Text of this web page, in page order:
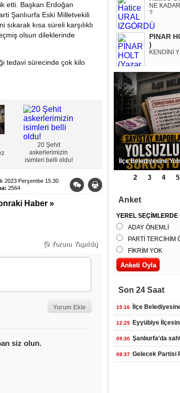
etti. Başkan Erdoğan
Şanlıurfa Eski Milletvekili
sıkarak kısa süreli karşılıklı
olsun dileklerinde
tedavi sürecinde çok kilo
20 Şehit
askerlerimizin
isimleri belli oldu!
Şanlıurfa Adli Tıp
Kurumu Önünde
Gölgelik Talebi:
“Bir Gölgelik
Değil, Bir Vicdan
2023 Perşembe 15:30
2564
Haber »
(0 Yorum Yapıldı)
NE
?
PINAR
)
KENDİNİ
MURAT
SMA
ŞART
Eyyübiye İlçesinde
Bulundu
2 3 4 5
Anket
YEREL SEÇİMLERDE
ADAY ÖNEMLİ
PARTİ TERCİHİM
FİKRİM YOK
Son 24 Saat
15:16 İlçe
12:25 Eyyübiye
09:30 Şanlıurfa'da
08:37 Gelecek Partisi